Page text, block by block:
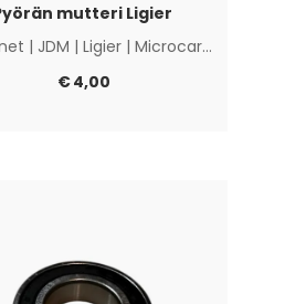
mutteri Ligier
| JDM | Ligier | Microcar|
€4,00